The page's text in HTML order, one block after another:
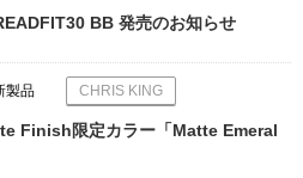
BB 発売のお知らせ
製品 CHRIS KING
Finish限定カラー「Matte Emeral